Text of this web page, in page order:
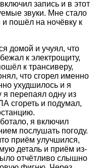
запись и в этот
звуки. Мне стало
пошёл на ночёвку к
домой и учуял, что
к электрощиту,
к трансиверу,
что сгорел именно
ухудшилось и я
я перепаял одну из
сгореть и подумал,
я включил
послушать погоду.
приём улучшился,
деталь и приём из-
отчётливо слышно